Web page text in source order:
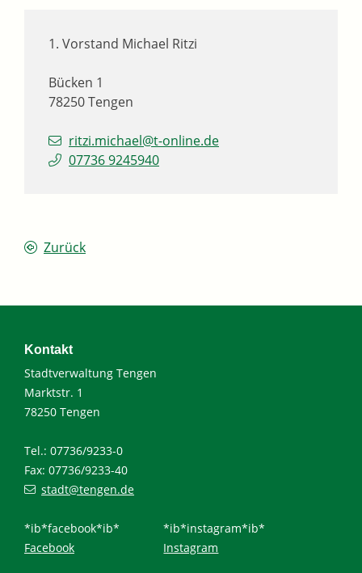
1. Vorstand Michael Ritzi
Bücken 1
78250Tengen
ritzi.michael@t-online.de
07736 9245940
Zurück
Kontakt
Stadtverwaltung Tengen
Marktstr. 1
78250 Tengen
Tel.: 07736/9233-0
Fax: 07736/9233-40
stadt@tengen.de
*ib*facebook*ib*
Facebook
*ib*instagram*ib*
Instagram